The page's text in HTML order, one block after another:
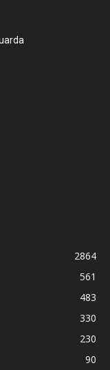
2864
561
483
330
230
90